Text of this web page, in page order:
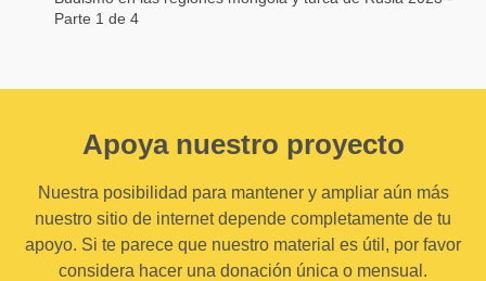
Parte 1 de 4
Apoya nuestro proyecto
Nuestra posibilidad para mantener y ampliar aún más
nuestro sitio de internet depende completamente de tu
apoyo. Si te parece que nuestro material es útil, por favor
considera hacer una donación única o mensual.